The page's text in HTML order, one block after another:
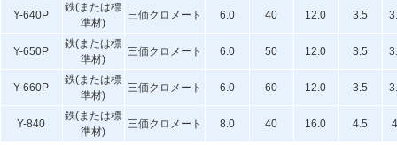
Y-640P
鉄(または標
準材)
三価クロメート 6.0 40 12.0 3.5
Y-650P
鉄(または標
準材)
三価クロメート 6.0 50 12.0 3.5
Y-660P
鉄(または標
準材)
三価クロメート 6.0 60 12.0 3.5
Y-840
鉄(または標
準材)
三価クロメート 8.0 40 16.0 4.5